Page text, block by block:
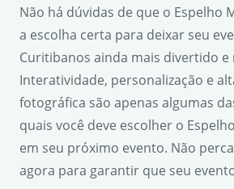
Não há dúvidas de que o Espelho
a escolha certa para deixar seu
Curitibanos ainda mais divertido e
Interatividade, personalização e
fotográfica são apenas algumas
quais você deve escolher o
em seu próximo evento. Não
agora para garantir que seu